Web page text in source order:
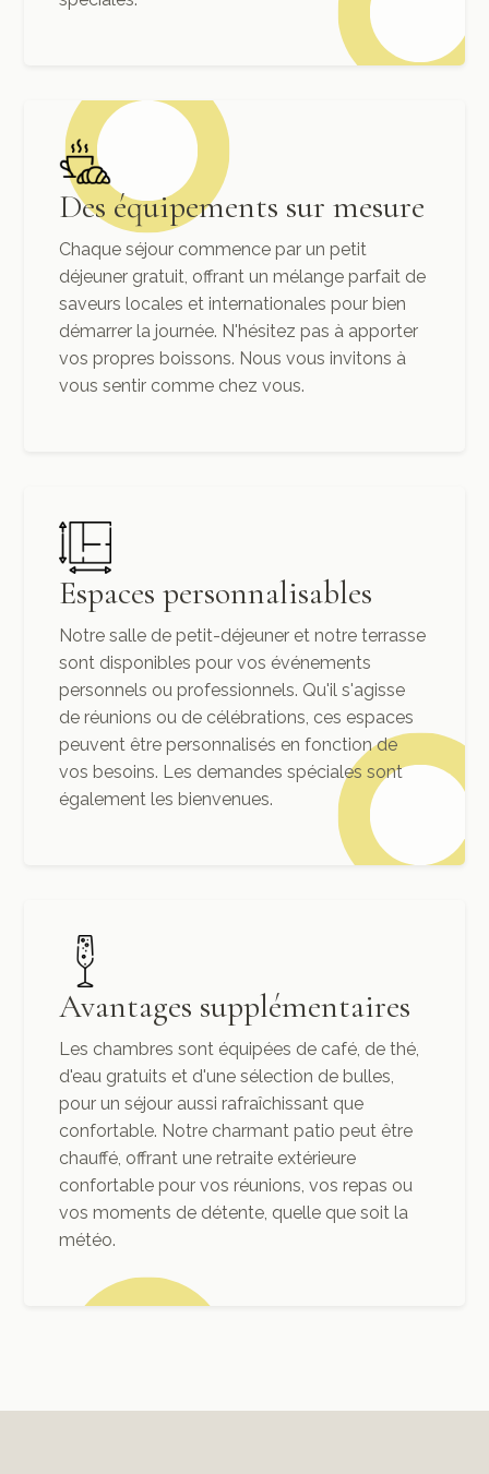
Des équipements sur mesure
Chaque séjour commence par un petit
déjeuner gratuit, offrant un mélange parfait de
saveurs locales et internationales pour bien
démarrer la journée. N'hésitez pas à apporter
vos propres boissons. Nous vous invitons à
vous sentir comme chez vous.
Espaces personnalisables
Notre salle de petit-déjeuner et notre terrasse
sont disponibles pour vos événements
personnels ou professionnels. Qu'il s'agisse
de réunions ou de célébrations, ces espaces
peuvent être personnalisés en fonction de
vos besoins. Les demandes spéciales sont
également les bienvenues.
Avantages supplémentaires
Les chambres sont équipées de café, de thé,
d'eau gratuits et d'une sélection de bulles,
pour un séjour aussi rafraîchissant que
confortable. Notre charmant patio peut être
chauffé, offrant une retraite extérieure
confortable pour vos réunions, vos repas ou
vos moments de détente, quelle que soit la
météo.